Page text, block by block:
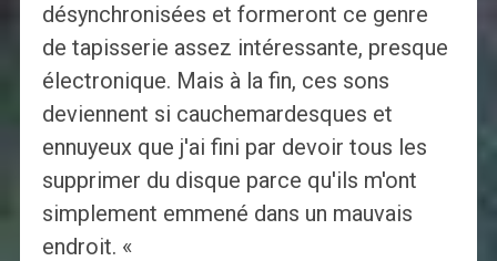
désynchronisées et formeront ce genre
de tapisserie assez intéressante, presque
électronique. Mais à la fin, ces sons
deviennent si cauchemardesques et
ennuyeux que j'ai fini par devoir tous les
supprimer du disque parce qu'ils m'ont
simplement emmené dans un mauvais
endroit. «